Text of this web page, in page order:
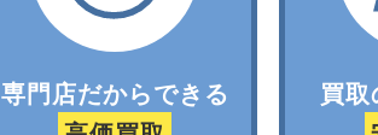
専門店だからできる
買取